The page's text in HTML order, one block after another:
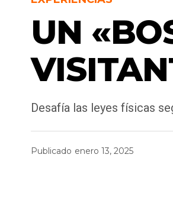
UN
Desafía las leyes físicas
Publicado enero 13, 2025